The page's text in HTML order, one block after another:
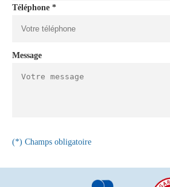
Téléphone *
Message
(*) Champs obligatoire